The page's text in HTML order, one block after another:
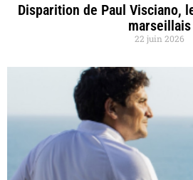
Disparition de Paul Visciano,
marseillais
22 juin 2026